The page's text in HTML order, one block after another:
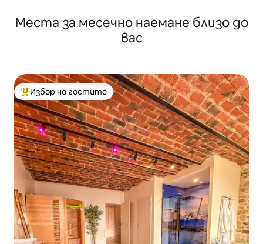
Места за месечно наемане близо до
вас
Най-популярен избор на гостите
Избор на гостите